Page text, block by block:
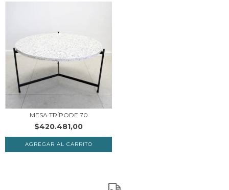
MESA TRÍPODE 70
$420.481,00
AGREGAR AL CARRITO